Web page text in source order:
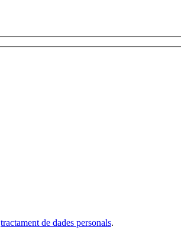
tractament de dades personals.